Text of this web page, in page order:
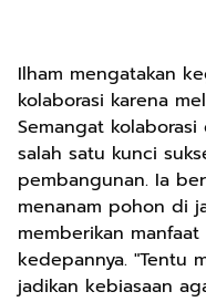
Ilham mengatakan
kolaborasi karena
Semangat
salah satu kunci
pembangunan. Ia
menanam pohon di
memberikan
kedepannya. "Tentu
jadikan kebiasaan